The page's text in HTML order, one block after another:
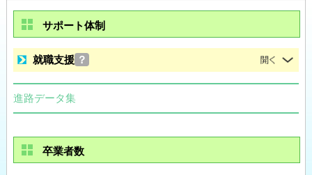
サポート体制
就職支援 ？
進路データ集
卒業者数